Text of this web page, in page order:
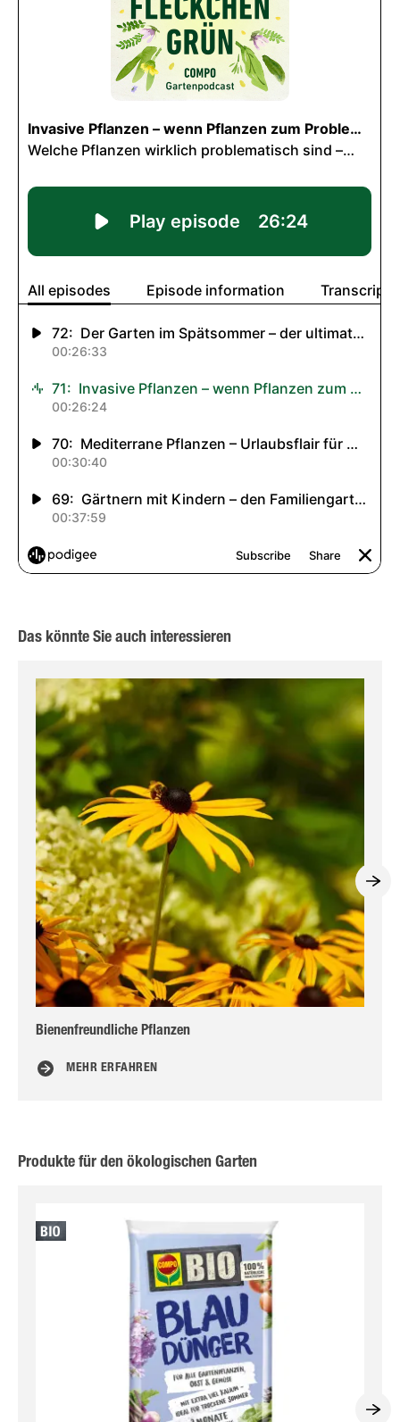
Das könnte Sie auch interessieren
Bienenfreundliche Pflanzen
MEHR ERFAHREN
Produkte für den ökologischen Garten